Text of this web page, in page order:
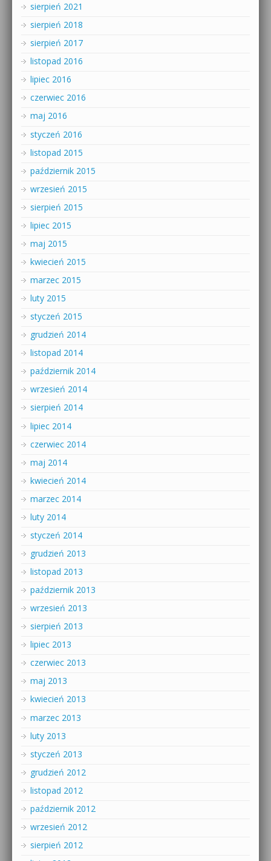
sierpień 2021
sierpień 2018
sierpień 2017
listopad 2016
lipiec 2016
czerwiec 2016
maj 2016
styczeń 2016
listopad 2015
październik 2015
wrzesień 2015
sierpień 2015
lipiec 2015
maj 2015
kwiecień 2015
marzec 2015
luty 2015
styczeń 2015
grudzień 2014
listopad 2014
październik 2014
wrzesień 2014
sierpień 2014
lipiec 2014
czerwiec 2014
maj 2014
kwiecień 2014
marzec 2014
luty 2014
styczeń 2014
grudzień 2013
listopad 2013
październik 2013
wrzesień 2013
sierpień 2013
lipiec 2013
czerwiec 2013
maj 2013
kwiecień 2013
marzec 2013
luty 2013
styczeń 2013
grudzień 2012
listopad 2012
październik 2012
wrzesień 2012
sierpień 2012